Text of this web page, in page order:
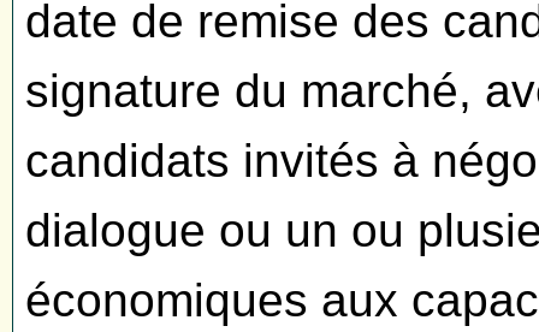
date de remise des
signature du marché,
candidats invités à
dialogue ou un ou
économiques aux